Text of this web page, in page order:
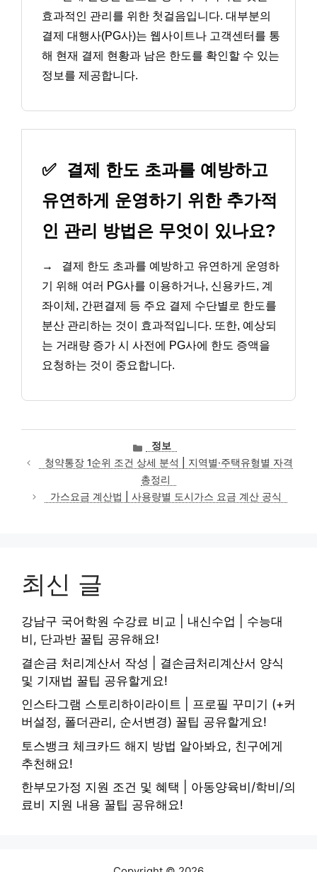
효과적인 관리를 위한 첫걸음입니다. 대부분의
결제 대행사(PG사)는 웹사이트나 고객센터를 통
해 현재 결제 현황과 남은 한도를 확인할 수 있는
정보를 제공합니다.
✅
결제 한도 초과를 예방하고
유연하게 운영하기 위한 추가적
인 관리 방법은 무엇이 있나요?
→
결제 한도 초과를 예방하고 유연하게 운영하
기 위해 여러 PG사를 이용하거나, 신용카드, 계
좌이체, 간편결제 등 주요 결제 수단별로 한도를
분산 관리하는 것이 효과적입니다. 또한, 예상되
는 거래량 증가 시 사전에 PG사에 한도 증액을
요청하는 것이 중요합니다.
카
테
고
리
정보
청약통장 1순위 조건 상세 분석 | 지역별·주택유형별 자격
총정리
가스요금 계산법 | 사용량별 도시가스 요금 계산 공식
최신 글
강남구 국어학원 수강료 비교 | 내신수업 | 수능대
비, 단과반 꿀팁 공유해요!
결손금 처리계산서 작성 | 결손금처리계산서 양식
및 기재법 꿀팁 공유할게요!
인스타그램 스토리하이라이트 | 프로필 꾸미기 (+커
버설정, 폴더관리, 순서변경) 꿀팁 공유할게요!
토스뱅크 체크카드 해지 방법 알아봐요, 친구에게
추천해요!
한부모가정 지원 조건 및 혜택 | 아동양육비/학비/의
료비 지원 내용 꿀팁 공유해요!